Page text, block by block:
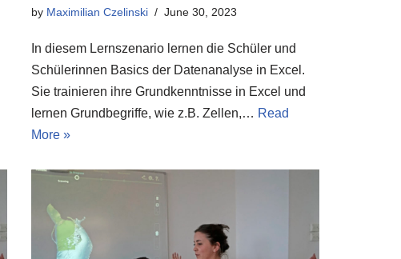
by Maximilian Czelinski June 30, 2023
In diesem Lernszenario lernen die Schüler und
Schülerinnen Basics der Datenanalyse in Excel.
Sie trainieren ihre Grundkenntnisse in Excel und
lernen Grundbegriffe, wie z.B. Zellen,… Read
More »